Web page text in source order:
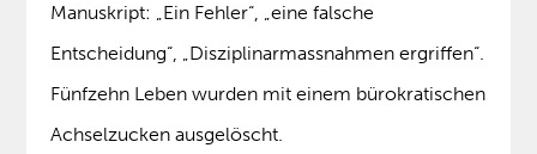
Manuskript: „Ein Fehler“, „eine falsche
Entscheidung“, „Disziplinarmassnahmen ergriffen“.
Fünfzehn Leben wurden mit einem bürokratischen
Achselzucken ausgelöscht.